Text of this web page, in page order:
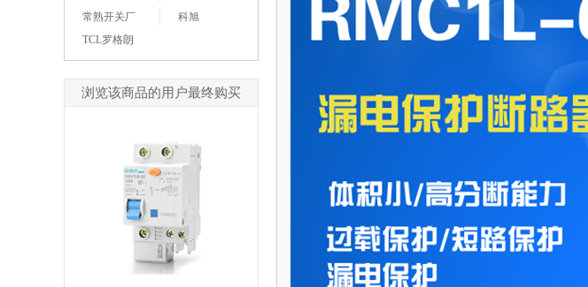
常熟开关厂
科旭
TCL罗格朗
浏览该商品的用户最终购买